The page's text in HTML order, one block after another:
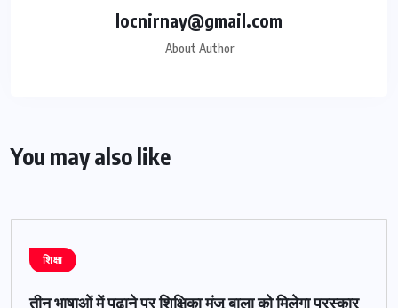
locnirnay@gmail.com
About Author
You may also like
शिक्षा
तीन भाषाओं में पढ़ाने पर शिक्षिका मंजू बाला को मिलेगा पुरस्कार